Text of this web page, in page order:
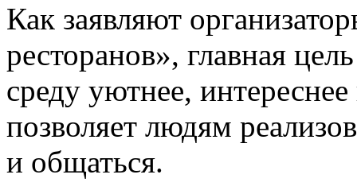
Как заявляют
ресторанов», главная
среду уютнее,
позволяет людям
и общаться.